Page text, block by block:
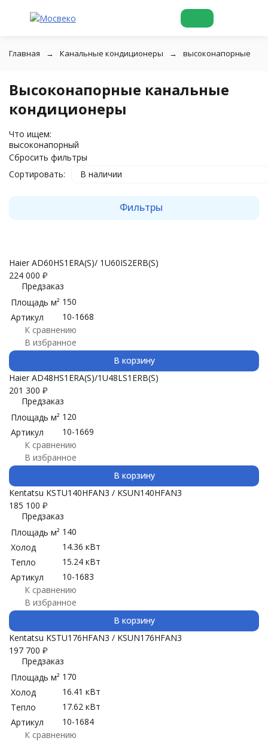
Главная Канальные кондиционеры высоконапорные
Высоконапорные канальные
кондиционеры
Что ищем:
высоконапорный
Сбросить фильтры
Сортировать:
В наличии
Фильтры
Haier AD60HS1ERA(S)/ 1U60IS2ERB(S)
224 000 ₽
Предзаказ
Площадь м² 150
Артикул
10-1668
К сравнению
В избранное
В корзину
Haier AD48HS1ERA(S)/1U48LS1ERB(S)
201 300 ₽
Предзаказ
Площадь м² 120
Артикул
10-1669
К сравнению
В избранное
В корзину
Kentatsu KSTU140HFAN3 / KSUN140HFAN3
185 100 ₽
Предзаказ
Площадь м² 140
Холод
14.36 кВт
Тепло
15.24 кВт
Артикул
10-1683
К сравнению
В избранное
В корзину
Kentatsu KSTU176HFAN3 / KSUN176HFAN3
197 700 ₽
Предзаказ
Площадь м² 170
Холод
16.41 кВт
Тепло
17.62 кВт
Артикул
10-1684
К сравнению